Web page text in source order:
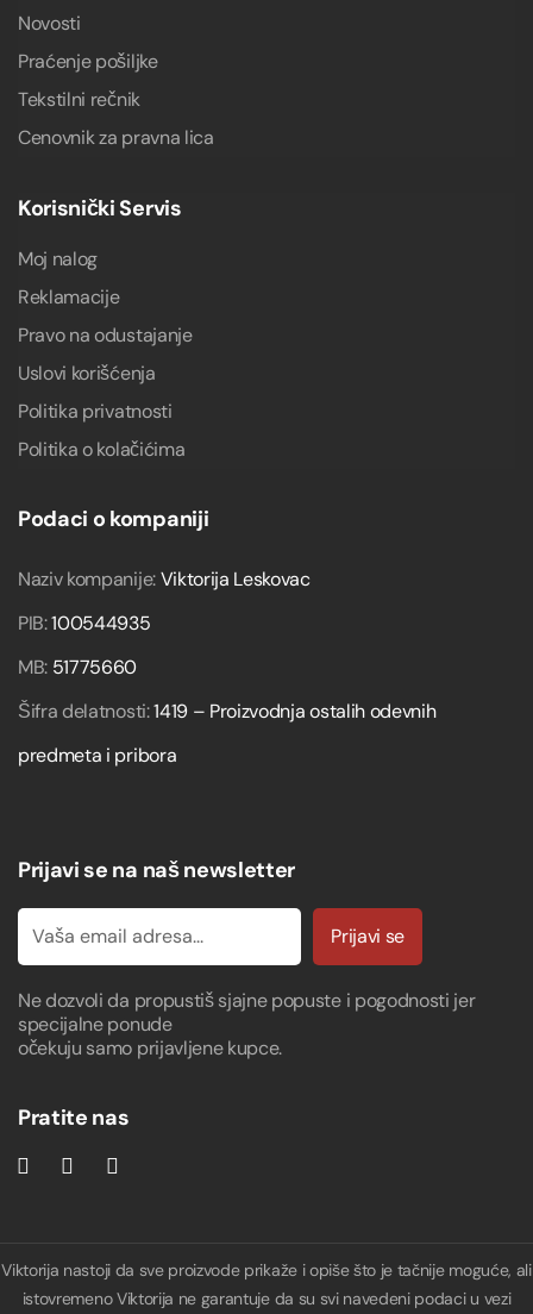
Novosti
Praćenje pošiljke
Tekstilni rečnik
Cenovnik za pravna lica
Korisnički Servis
Moj nalog
Reklamacije
Pravo na odustajanje
Uslovi korišćenja
Politika privatnosti
Politika o kolačićima
Podaci o kompaniji
Naziv kompanije:Viktorija Leskovac
PIB:100544935
MB: 51775660
Šifra delatnosti:1419 – Proizvodnja ostalih odevnih
predmeta i pribora
Prijavi se na naš newsletter
Prijavi se
Ne dozvoli da propustiš sjajne popuste i pogodnosti jer
specijalne ponude
očekuju samo prijavljene kupce.
Pratite nas
Viktorija nastoji da sve proizvode prikaže i opiše što je tačnije moguće, ali
istovremeno Viktorija ne garantuje da su svi navedeni podaci u vezi